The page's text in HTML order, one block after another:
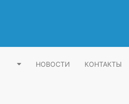
НОВОСТИ КОНТАКТЫ